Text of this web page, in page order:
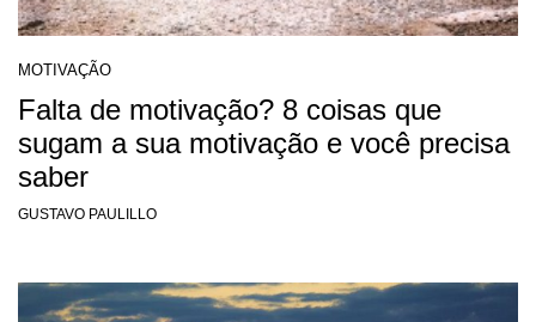
MOTIVAÇÃO
Falta de motivação? 8 coisas que
sugam a sua motivação e você precisa
saber
GUSTAVO PAULILLO